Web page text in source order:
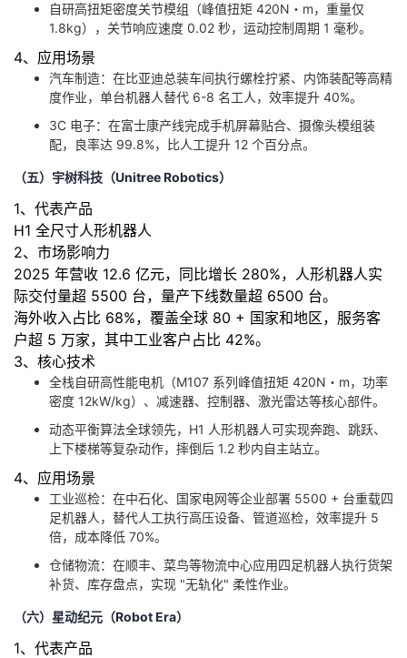
自研高扭矩密度关节模组（峰值扭矩 420N・m，重量仅
1.8kg），关节响应速度 0.02 秒，运动控制周期 1 毫秒。
4、应用场景
汽车制造：在比亚迪总装车间执行螺栓拧紧、内饰装配等高精
度作业，单台机器人替代 6-8 名工人，效率提升 40%。
3C 电子：在富士康产线完成手机屏幕贴合、摄像头模组装
配，良率达 99.8%，比人工提升 12 个百分点。
（五）宇树科技（Unitree Robotics）
1、代表产品
H1 全尺寸人形机器人
2、市场影响力
2025 年营收 12.6 亿元，同比增长 280%，人形机器人实
际交付量超 5500 台，量产下线数量超 6500 台。
海外收入占比 68%，覆盖全球 80 + 国家和地区，服务客
户超 5 万家，其中工业客户占比 42%。
3、核心技术
全栈自研高性能电机（M107 系列峰值扭矩 420N・m，功率
密度 12kW/kg）、减速器、控制器、激光雷达等核心部件。
动态平衡算法全球领先，H1 人形机器人可实现奔跑、跳跃、
上下楼梯等复杂动作，摔倒后 1.2 秒内自主站立。
4、应用场景
工业巡检：在中石化、国家电网等企业部署 5500 + 台重载四
足机器人，替代人工执行高压设备、管道巡检，效率提升 5
倍，成本降低 70%。
仓储物流：在顺丰、菜鸟等物流中心应用四足机器人执行货架
补货、库存盘点，实现 "无轨化" 柔性作业。
（六）星动纪元（Robot Era）
1、代表产品